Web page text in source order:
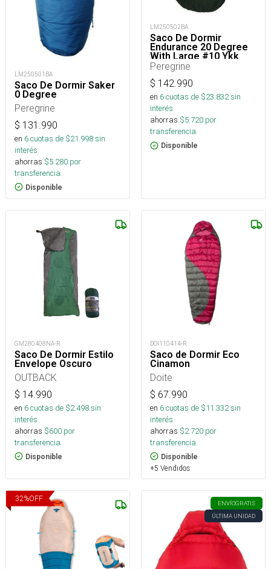
LM250501BA
Saco De Dormir Saker
0 Degree
Peregrine
$ 131.990
en 6cuotas de $21.998sin
interés
ahorras $5.280 por
transferencia.
Disponible
LM250502BA
Saco De Dormir
Endurance 20 Degree
With Large #10 Ykk
Zipper
Peregrine
$ 142.990
en 6cuotas de $23.832sin
interés
ahorras $5.720 por
transferencia.
Disponible
GM280408NA-R
Saco De Dormir Estilo
Envelope Oscuro
OUTBACK
$ 14.990
en 6cuotas de $2.498sin
interés
ahorras $600 por
transferencia.
Disponible
DOI110414-R
Saco de Dormir Eco
Cinamon
Doite
$ 67.990
en 6cuotas de $11.332sin
interés
ahorras $2.720 por
transferencia.
Disponible
+5 Vendidos
32%OFF
ENVÍOGRATIS
ÚLTIMA UNIDAD